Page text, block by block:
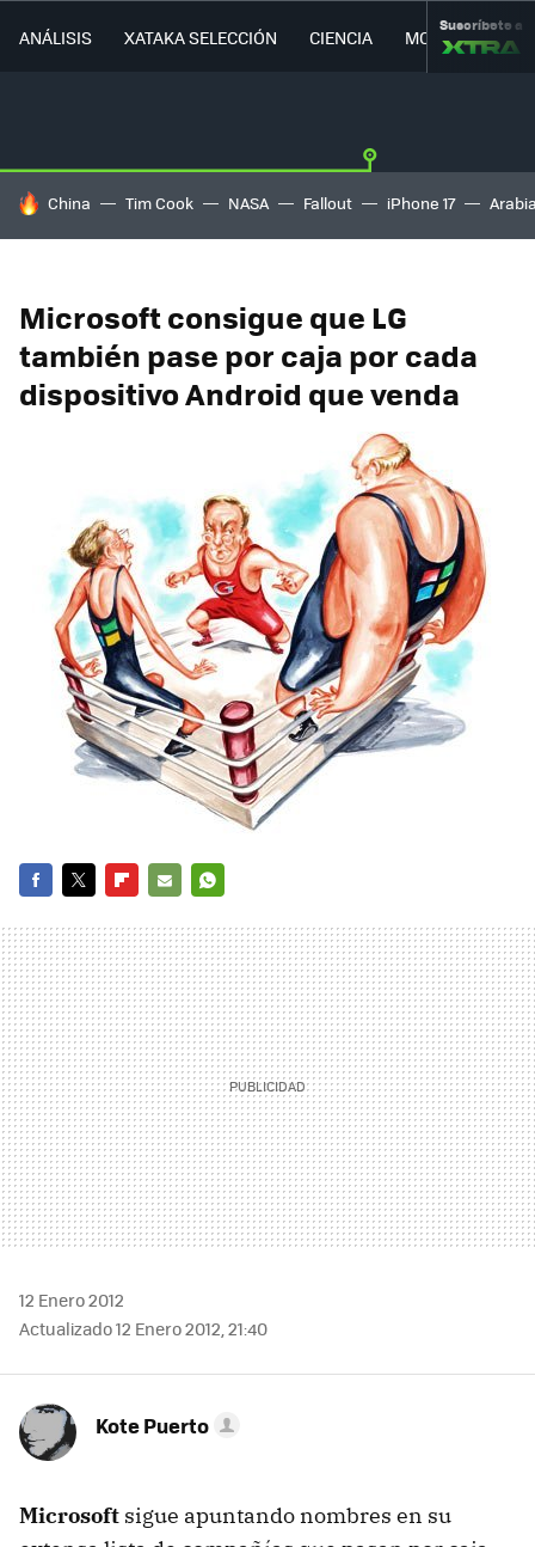
ANÁLISIS XATAKA SELECCIÓN CIENCIA MOVILIDAD
Suscríbete a
HOY SE HABLA DE
China Tim Cook NASA Fallout iPhone 17
Microsoft consigue que LG
también pase por caja por cada
dispositivo Android que venda
MAIL
12 Enero 2012
Actualizado 12 Enero 2012, 21:40
Kote Puerto
Microsoft sigue apuntando nombres en su